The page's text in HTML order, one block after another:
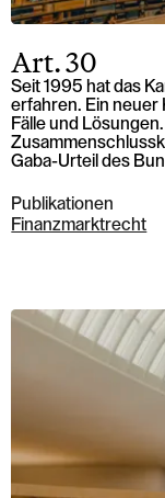
Art. 30
Seit 1995 hat das
erfahren. Ein neuer
Fälle und
Gaba-Urteil des
Publikationen
Finanzmarktrecht